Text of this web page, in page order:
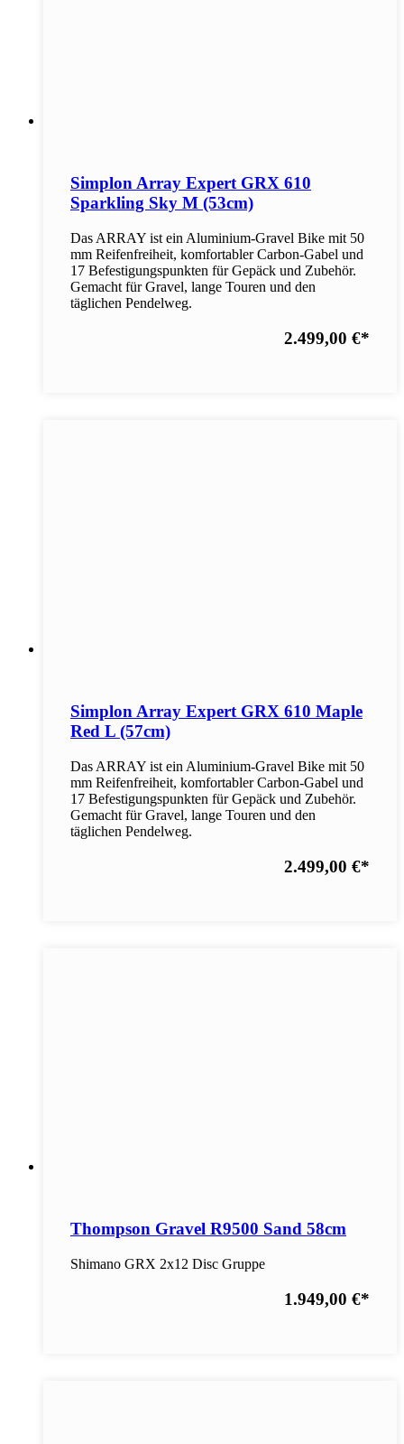
Simplon Array Expert GRX 610
Sparkling Sky M (53cm)
Das ARRAY ist ein Aluminium-Gravel Bike mit 50
mm Reifenfreiheit, komfortabler Carbon-Gabel und
17 Befestigungspunkten für Gepäck und Zubehör.
Gemacht für Gravel, lange Touren und den
täglichen Pendelweg.
2.499,00 €*
Simplon Array Expert GRX 610 Maple
Red L (57cm)
Das ARRAY ist ein Aluminium-Gravel Bike mit 50
mm Reifenfreiheit, komfortabler Carbon-Gabel und
17 Befestigungspunkten für Gepäck und Zubehör.
Gemacht für Gravel, lange Touren und den
täglichen Pendelweg.
2.499,00 €*
Thompson Gravel R9500 Sand 58cm
Shimano GRX 2x12 Disc Gruppe
1.949,00 €*